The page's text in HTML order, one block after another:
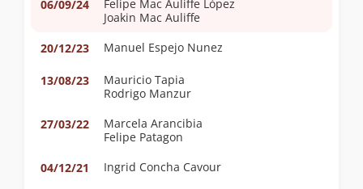
06/09/24
Felipe Mac Auliffe López
Joakin Mac Auliffe
20/12/23
Manuel Espejo Nunez
13/08/23
Mauricio Tapia
Rodrigo Manzur
27/03/22
Marcela Arancibia
Felipe Patagon
04/12/21
Ingrid Concha Cavour